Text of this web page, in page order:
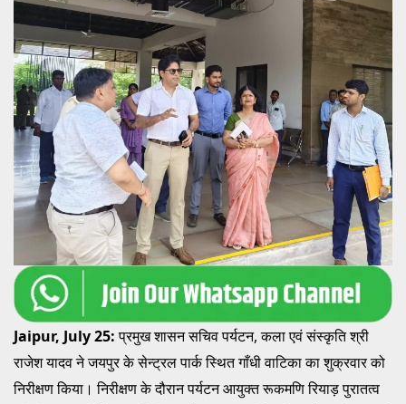
Jaipur, July 25:प्रमुख शासन सचिव पर्यटन, कला एवं संस्कृति श्री
राजेश यादव ने जयपुर के सेन्ट्रल पार्क स्थित गाँधी वाटिका का शुक्रवार को
निरीक्षण किया। निरीक्षण के दौरान पर्यटन आयुक्त रूकमणि रियाड़ पुरातत्व